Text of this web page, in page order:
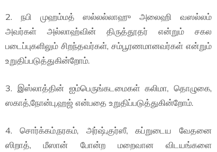
2. நபி முஹம்மத் ஸல்லல்லாஹு அலைஹி வஸல்லம்
அவர்கள் அல்லாஹ்வின் திருத்தூதர் என்றும் சகல
படைப்புகளிலும் சிறந்தவர்கள், சம்பூரணமானவர்கள் என்றும்
உறுதிப்படுத்துகின்றோம்.
3. இஸ்லாத்தின் ஐம்பெருங்கடமைகள் கலிமா, தொழுகை,
ஸகாத்,நோன்பு,ஹஜ் என்பதை உறுதிப்படுத்துகின்றோம்.
4. சொர்க்கம்,நரகம், அர்ஷ்,குர்ஸீ, கப்றுடைய வேதனை
ஸிறாத், மீஸான் போன்ற மறைவான விடயங்களை